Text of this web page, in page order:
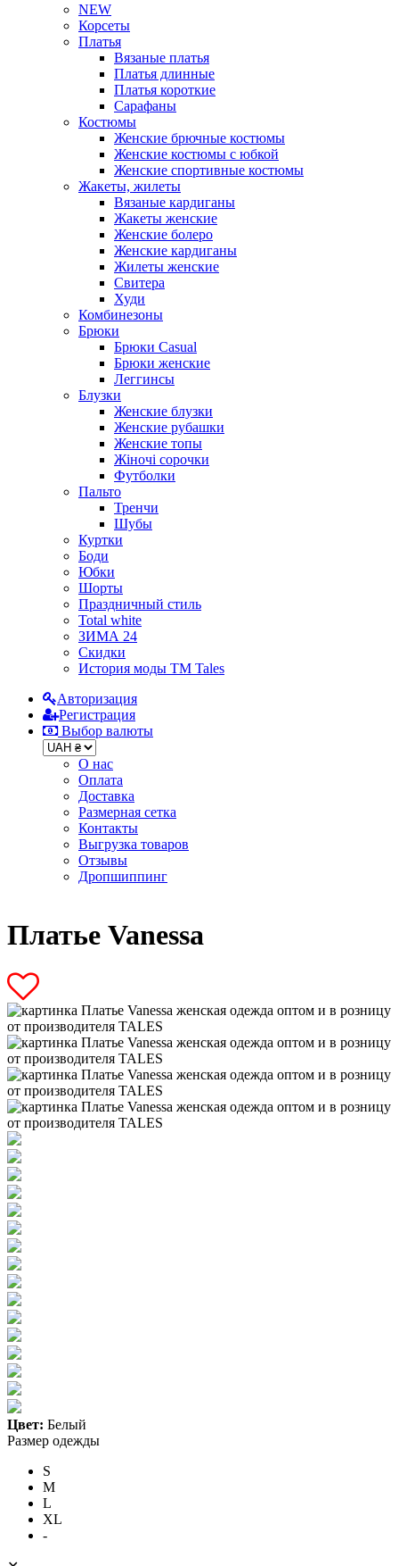
NEW
Корсеты
Платья
Вязаные платья
Платья длинные
Платья короткие
Сарафаны
Костюмы
Женские брючные костюмы
Женские костюмы с юбкой
Женские спортивные костюмы
Жакеты, жилеты
Вязаные кардиганы
Жакеты женские
Женские болеро
Женские кардиганы
Жилеты женские
Свитера
Худи
Комбинезоны
Брюки
Брюки Casual
Брюки женские
Леггинсы
Блузки
Женские блузки
Женские рубашки
Женские топы
Жіночі сорочки
Футболки
Пальто
Тренчи
Шубы
Куртки
Боди
Юбки
Шорты
Праздничный стиль
Total white
ЗИМА 24
Скидки
История моды ТМ Tales
Авторизация
Регистрация
Выбор валюты
О нас
Оплата
Доставка
Размерная сетка
Контакты
Выгрузка товаров
Отзывы
Дропшиппинг
Платье Vanessa
Цвет: Белый
Размер одежды
S
M
L
XL
-